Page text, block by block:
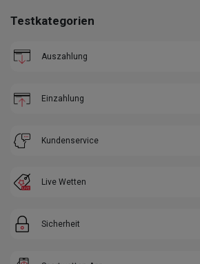
Testkategorien
Auszahlung
Einzahlung
Kundenservice
Live Wetten
Sicherheit